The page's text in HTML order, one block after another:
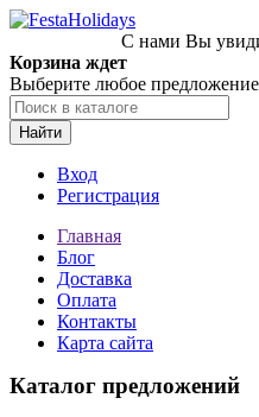
С нами Вы
Корзина ждет
Выберите любое предложение
Найти
Вход
Регистрация
Главная
Блог
Доставка
Оплата
Контакты
Карта сайта
Каталог предложений